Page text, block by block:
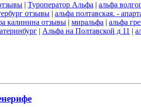
| Туроператор Альфа | альфа
отзывы | альфа полтавская. -
калинина отзывы | миральфа | альфа
| Альфа на Полтавской д 11 |